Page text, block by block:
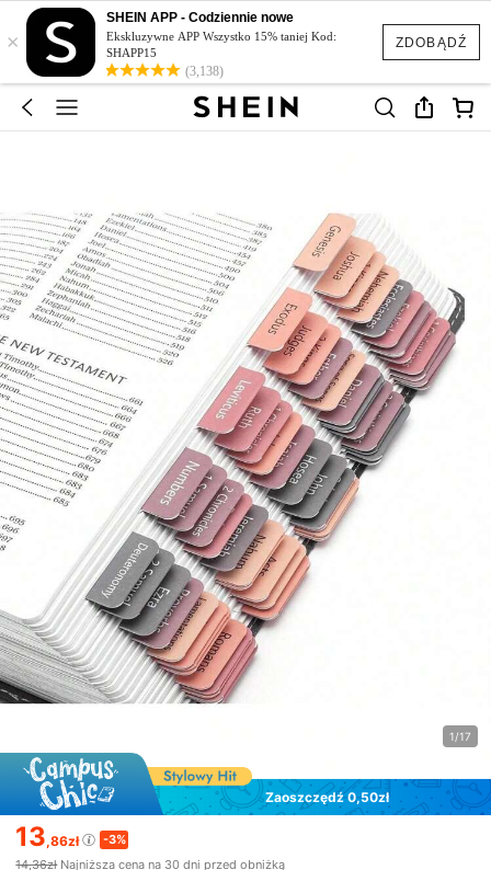
ZDOBĄDŹ
×
SHEIN APP - Codziennie nowe
Ekskluzywne APP Wszystko 15% taniej Kod:
SHAPP15
(3,138)
1/17
Zaoszczędź 0,50zł
13,86zł
-3%
14,36zł Najniższa cena na 30 dni przed obniżką